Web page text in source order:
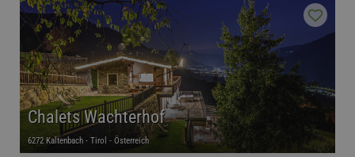
Chalets Wachterhof
6272 Kaltenbach - Tirol - Österreich